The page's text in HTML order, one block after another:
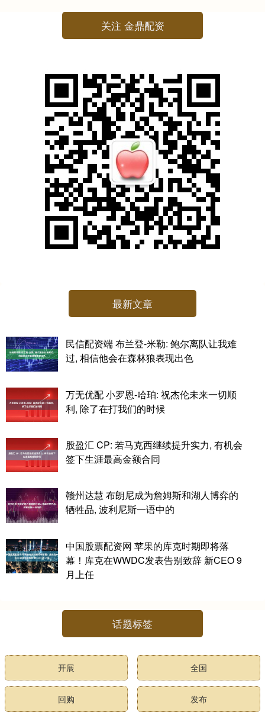
关注 金鼎配资
最新文章
民信配资端 布兰登-米勒: 鲍尔离队让我难
过, 相信他会在森林狼表现出色
万无优配 小罗恩-哈珀: 祝杰伦未来一切顺
利, 除了在打我们的时候
股盈汇 CP: 若马克西继续提升实力, 有机会
签下生涯最高金额合同
赣州达慧 布朗尼成为詹姆斯和湖人博弈的
牺牲品, 波利尼斯一语中的
中国股票配资网 苹果的库克时期即将落
幕！库克在WWDC发表告别致辞 新CEO 9
月上任
话题标签
开展 全国
回购 发布